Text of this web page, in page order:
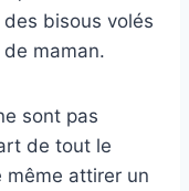
bisous volés
maman.
sont pas
de tout le
attirer un